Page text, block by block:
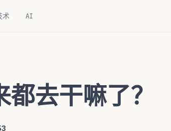
术 AI
去干嘛了？